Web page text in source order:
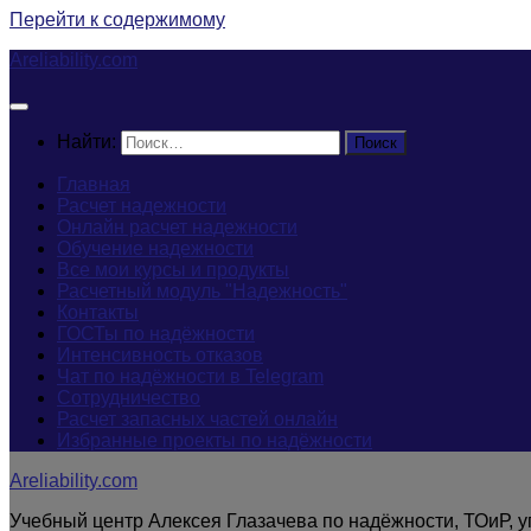
Перейти к содержимому
Areliability.com
Найти:
Главная
Расчет надежности
Онлайн расчет надежности
Обучение надежности
Все мои курсы и продукты
Расчетный модуль "Надежность"
Контакты
ГОСТы по надёжности
Интенсивность отказов
Чат по надёжности в Telegram
Сотрудничество
Расчет запасных частей онлайн
Избранные проекты по надёжности
Areliability.com
Учебный центр Алексея Глазачева по надёжности, ТОиР,